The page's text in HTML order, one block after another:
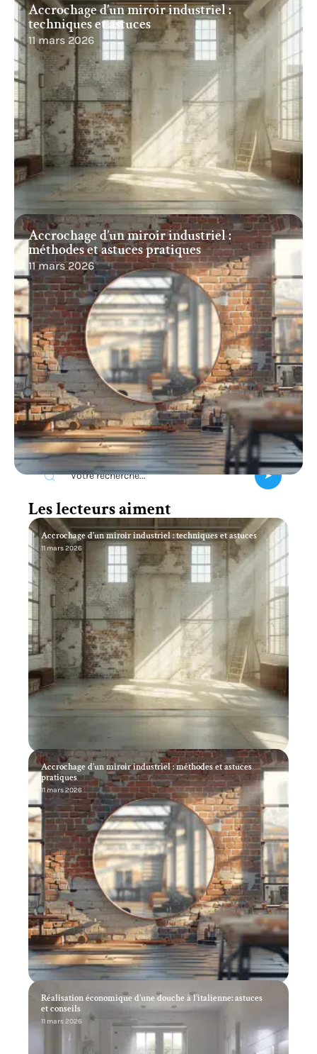
Accrochage d’un miroir industriel :
techniques et astuces
11 mars 2026
Accrochage d’un miroir industriel :
méthodes et astuces pratiques
11 mars 2026
Recherche
Les lecteurs aiment
Accrochage d’un miroir industriel : techniques et astuces
11 mars 2026
Accrochage d’un miroir industriel : méthodes et astuces
pratiques
11 mars 2026
Réalisation économique d’une douche à l’italienne: astuces
et conseils
11 mars 2026